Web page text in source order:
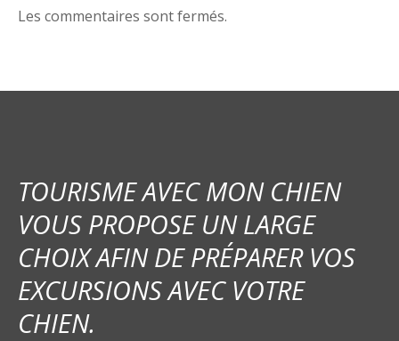
’
r
c
l
e
Les commentaires sont fermés.
TOURISME AVEC MON CHIEN
VOUS PROPOSE UN LARGE
CHOIX AFIN DE PRÉPARER VOS
EXCURSIONS AVEC VOTRE
CHIEN.